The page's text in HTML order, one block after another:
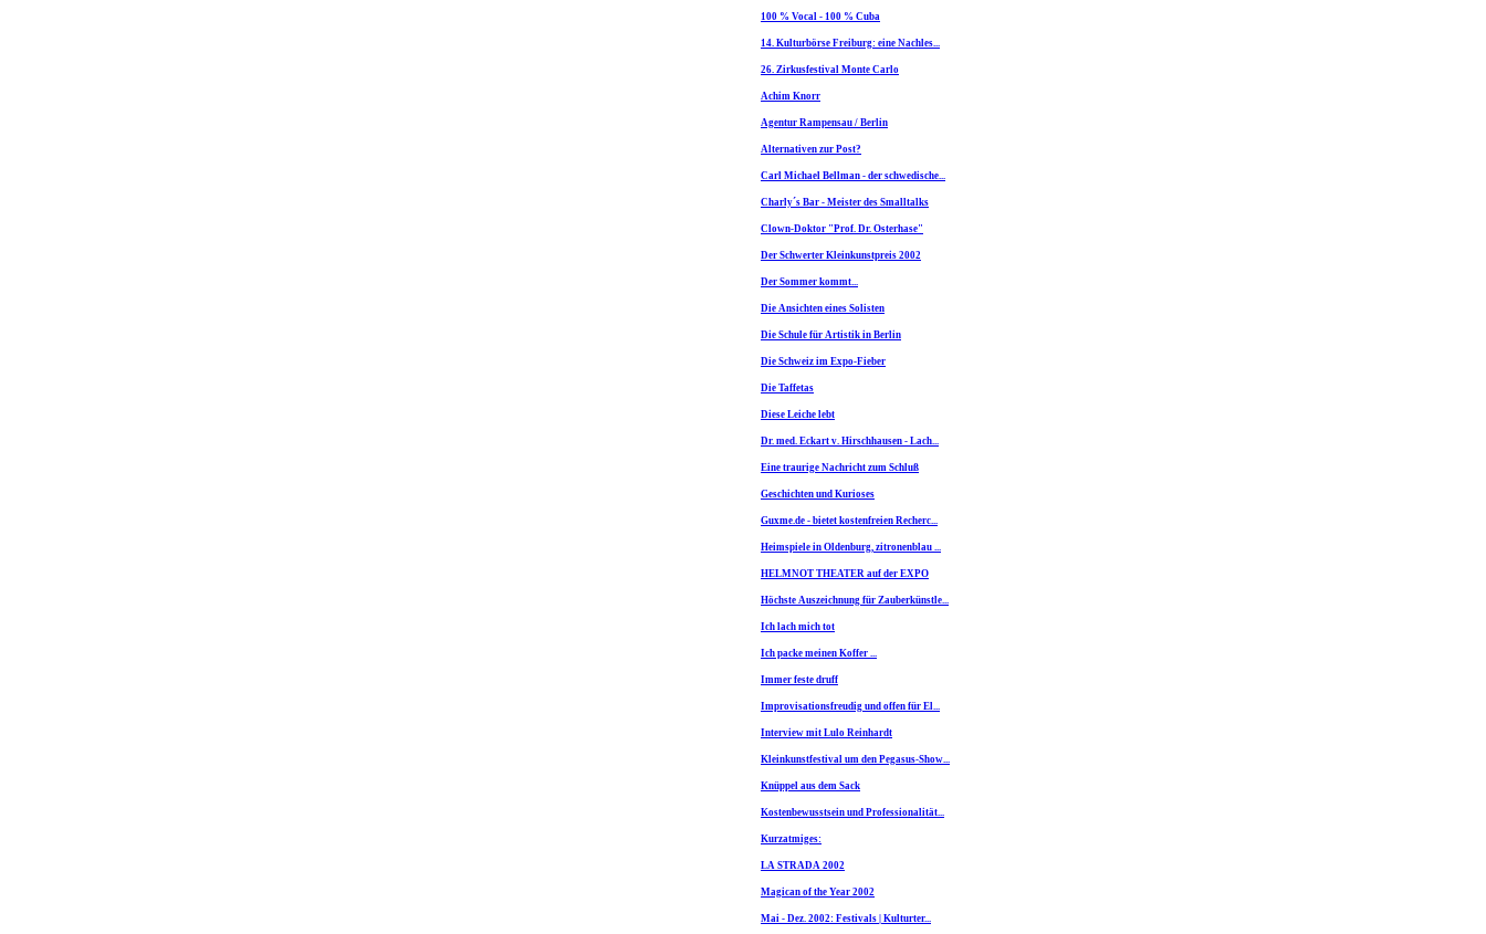
100 % Vocal - 100 % Cuba
14. Kulturbörse Freiburg: eine Nachles...
26. Zirkusfestival Monte Carlo
Achim Knorr
Agentur Rampensau / Berlin
Alternativen zur Post?
Carl Michael Bellman - der schwedische...
Charly´s Bar - Meister des Smalltalks
Clown-Doktor "Prof. Dr. Osterhase"
Der Schwerter Kleinkunstpreis 2002
Der Sommer kommt...
Die Ansichten eines Solisten
Die Schule für Artistik in Berlin
Die Schweiz im Expo-Fieber
Die Taffetas
Diese Leiche lebt
Dr. med. Eckart v. Hirschhausen - Lach...
Eine traurige Nachricht zum Schluß
Geschichten und Kurioses
Guxme.de - bietet kostenfreien Recherc...
Heimspiele in Oldenburg, zitronenblau ...
HELMNOT THEATER auf der EXPO
Höchste Auszeichnung für Zauberkünstle...
Ich lach mich tot
Ich packe meinen Koffer ...
Immer feste druff
Improvisationsfreudig und offen für El...
Interview mit Lulo Reinhardt
Kleinkunstfestival um den Pegasus-Show...
Knüppel aus dem Sack
Kostenbewusstsein und Professionalität...
Kurzatmiges:
LA STRADA 2002
Magican of the Year 2002
Mai - Dez. 2002: Festivals | Kulturter...